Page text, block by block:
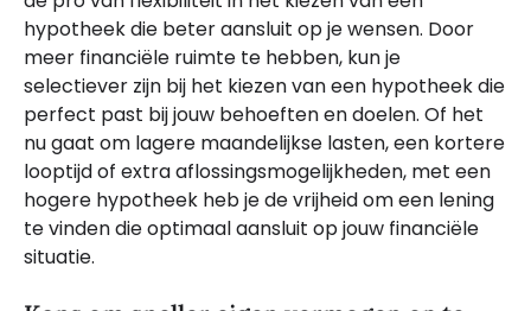
hypotheek die beter aansluit op je wensen. Door
meer financiële ruimte te hebben, kun je
selectiever zijn bij het kiezen van een hypotheek die
perfect past bij jouw behoeften en doelen. Of het
nu gaat om lagere maandelijkse lasten, een kortere
looptijd of extra aflossingsmogelijkheden, met een
hogere hypotheek heb je de vrijheid om een lening
te vinden die optimaal aansluit op jouw financiële
situatie.